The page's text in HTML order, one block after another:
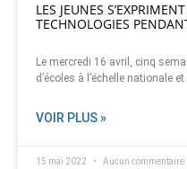
LES JEUNES
TECHNOLOGIES
Le mercredi 16 avril, cinq
d’écoles à l’échelle nationale
VOIR PLUS »
15 mai 2022 Aucun commentaire